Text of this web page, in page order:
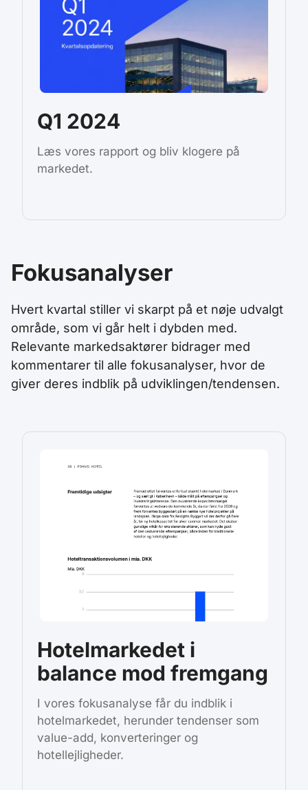
Q1 2024
Læs vores rapport og bliv klogere på
markedet.
Fokusanalyser
Hvert kvartal stiller vi skarpt på et nøje udvalgt
område, som vi går helt i dybden med.
Relevante markedsaktører bidrager med
kommentarer til alle fokusanalyser, hvor de
giver deres indblik på udviklingen/tendensen.
Hotelmarkedet i
balance mod fremgang
I vores fokusanalyse får du indblik i
hotelmarkedet, herunder tendenser som
value-add, konverteringer og
hotellejligheder.